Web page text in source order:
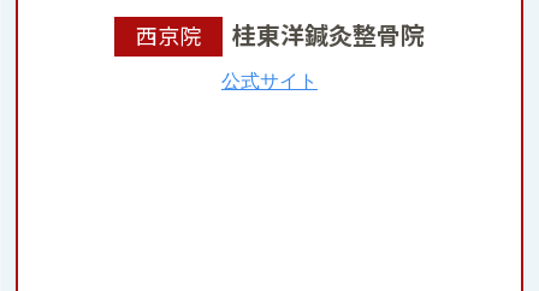
西京院 桂東洋鍼灸整骨院
公式サイト